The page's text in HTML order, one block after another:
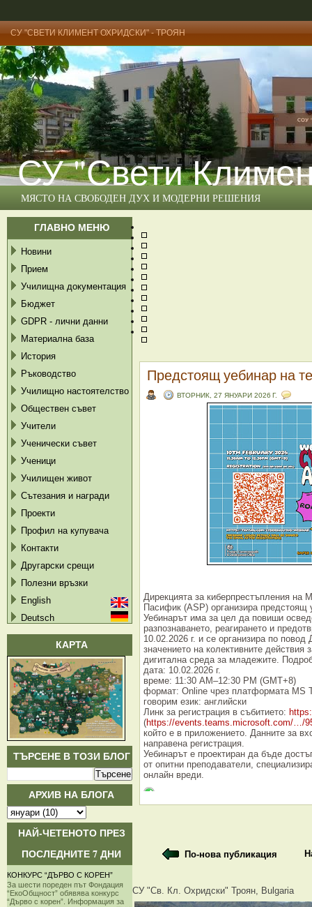
СУ "СВЕТИ КЛИМЕНТ ОХРИДСКИ" - ТРОЯН
СУ "Свети
МЯСТО НА СВОБОДЕН ДУХ И МОДЕРНИ РЕШЕНИЯ
ГЛАВНО МЕНЮ
Новини
Прием
Училищна документация
Бюджет
GDPR - лични данни
Материална база
История
Ръководство
Училищно настоятелство
Обществен съвет
Учители
Ученически съвет
Ученици
Училищен живот
Сътезания и награди
Проекти
Профил на купувача
Контакти
Другарски срещи
Полезни връзки
English
Deutsch
КАРТА
ТЪРСЕНЕ В ТОЗИ БЛОГ
АРХИВ НА БЛОГА
НАЙ-ЧЕТЕНОТО ПРЕЗ
ПОСЛЕДНИТЕ 7 ДНИ
КОНКУРС “ДЪРВО С КОРЕН”
За шести пореден път Фондация
“ЕкоОбщност” обявява конкурс
“Дърво с корен”. Информация за
Предстоящ уебинар на
ВТОРНИК, 27 ЯНУАРИ 2026 Г.
Дирекцията за киберпрестъпления
Пасифик (ASP) организира предстоящ
Уебинарът има за цел да повиши
разпознаването, реагирането и
10.02.2026 г. и се организира по повод
значението на колективните действия
дигитална среда за младежите.
дата: 10.02.2026 г.
време: 11:30 AM–12:30 PM (GMT+8)
формат: Online чрез платформата MS
говорим език: английски
Линк за регистрация в събитието:
(https://events.teams.microsoft.com/…/
който е в приложението. Данните за
направена регистрация.
Уебинарът е проектиран да бъде
от опитни преподаватели,
онлайн вреди.
По-нова публикация
СУ "Св. Кл. Охридски" Троян, Bulgaria